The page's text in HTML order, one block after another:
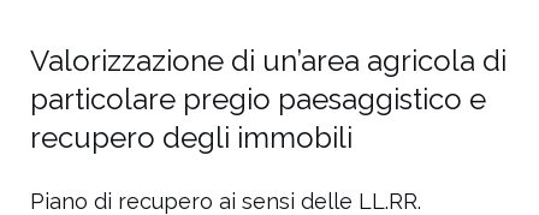
Valorizzazione di un’area agricola di
particolare pregio paesaggistico e
recupero degli immobili
Piano di recupero ai sensi delle LL.RR.